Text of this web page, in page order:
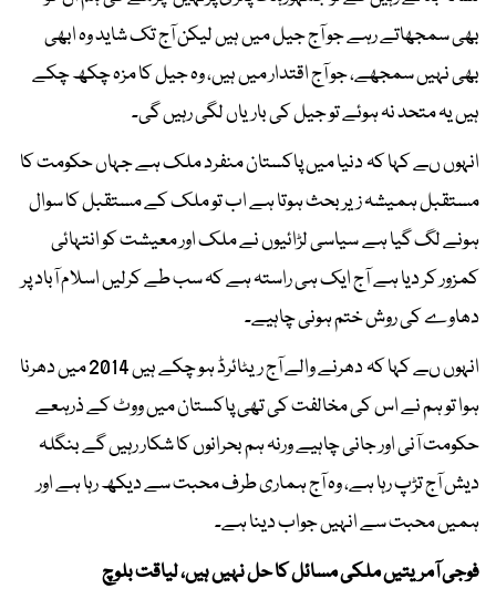
بھی سمجھاتے رہے جو آج جیل میں ہیں لیکن آج تک شاید وہ ابھی
بھی نہیں سمجھے، جو آج اقتدار میں ہیں، وہ جیل کا مزہ چکھ چکے
ہیں یہ متحد نہ ہوئے تو جیل کی باریاں لگی رہیں گی۔
انہوں ںے کہا کہ دنیا میں پاکستان منفرد ملک ہے جہاں حکومت کا
مستقبل ہمیشہ زیر بحث ہوتا ہے اب تو ملک کے مستقبل کا سوال
ہونے لگ گیا ہے سیاسی لڑائیوں نے ملک اور معیشت کو انتہائی
کمزور کر دیا ہے آج ایک ہی راستہ ہے کہ سب طے کرلیں اسلام آباد پر
دھاوے کی روش ختم ہونی چاہیے۔
انہوں ںے کہا کہ دھرنے والے آج ریٹائرڈ ہو چکے ہیں 2014 میں دھرنا
ہوا تو ہم نے اس کی مخالفت کی تھی پاکستان میں ووٹ کے ذرہعے
حکومت آنی اور جانی چاہیے ورنہ ہم بحرانوں کا شکار رہیں گے بنگلہ
دیش آج تڑپ رہا ہے، وہ آج ہماری طرف محبت سے دیکھ رہا ہے اور
ہمیں محبت سے انہیں جواب دینا ہے۔
فوجی آمریتیں ملکی مسائل کا حل نہیں ہیں، لیاقت بلوچ